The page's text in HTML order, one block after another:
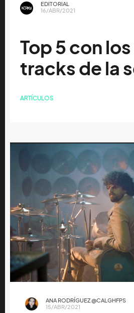
EDITORIAL
16/ABR/2021
Top 5 con
tracks de la
ARTÍCULOS
ANA RODRÍGUEZ @CALGHFPS
15/ABR/2021